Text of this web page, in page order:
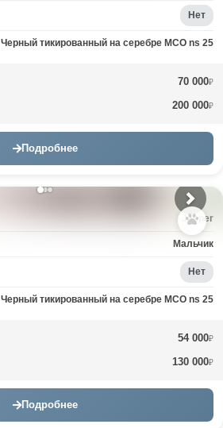
Нет
Черный тикированный на серебре MCO ns 25
70 000₽
200 000₽
Подробнее
Jasper
Мальчик
Нет
Черный тикированный на серебре MCO ns 25
54 000₽
130 000₽
Подробнее